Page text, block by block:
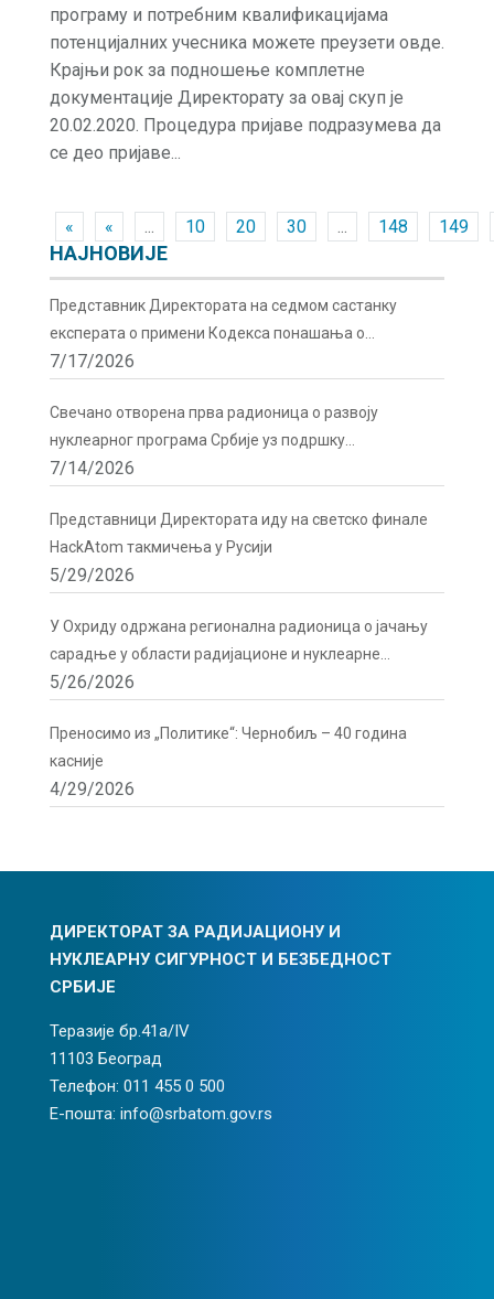
програму и потребним квалификацијама
потенцијалних учесника можете преузети овде.
Крајњи рок за подношење комплетне
документације Директорату за овај скуп је
20.02.2020. Процедура пријаве подразумева да
се део пријаве...
« « ... 10 20 30 ... 148 149
НАЈНОВИЈЕ
Представник Директората на седмом састанку
експерата о примени Кодекса понашања о
сигурности и безбедности радиоактивних извора у
7/17/2026
Свечано отворена прва радионица о развоју
нуклеарног програма Србије уз подршку
Директората
7/14/2026
Представници Директората иду на светско финале
HackAtom такмичења у Русији
5/29/2026
У Охриду одржана регионална радионица о јачању
сарадње у области радијационе и нуклеарне
сигурности
5/26/2026
Преносимо из „Политике“: Чернобиљ – 40 година
касније
4/29/2026
ДИРЕКТОРАТ ЗА РАДИЈАЦИОНУ И
НУКЛЕАРНУ СИГУРНОСТ И БЕЗБЕДНОСТ
СРБИЈЕ
Теразије бр.41а/IV
11103 Београд
Телефон: 011 455 0 500
Е-пошта: info@srbatom.gov.rs